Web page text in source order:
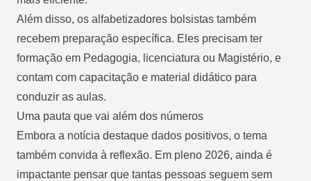
Além disso, os alfabetizadores bolsistas também
recebem preparação específica. Eles precisam ter
formação em Pedagogia, licenciatura ou Magistério, e
contam com capacitação e material didático para
conduzir as aulas.
Uma pauta que vai além dos números
Embora a notícia destaque dados positivos, o tema
também convida à reflexão. Em pleno 2026, ainda é
impactante pensar que tantas pessoas seguem sem